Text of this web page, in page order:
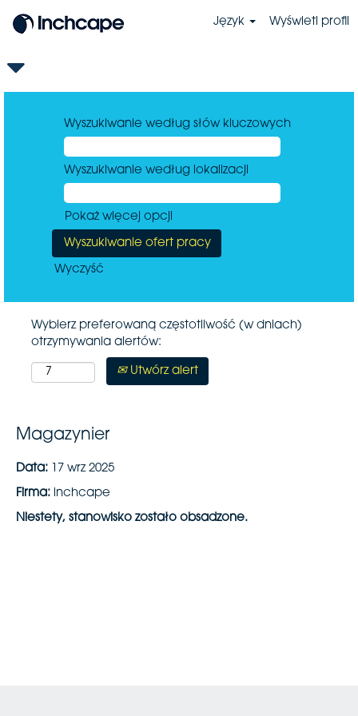
Język Wyświetl profil
Wyszukiwanie według słów kluczowych
Wyszukiwanie według lokalizacji
Pokaż więcej opcji
Wyczyść
Wybierz preferowaną częstotliwość (w dniach)
otrzymywania alertów:
Utwórz alert
Magazynier
Data: 17 wrz 2025
Firma: inchcape
Niestety, stanowisko zostało obsadzone.